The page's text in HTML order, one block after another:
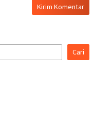
Cari